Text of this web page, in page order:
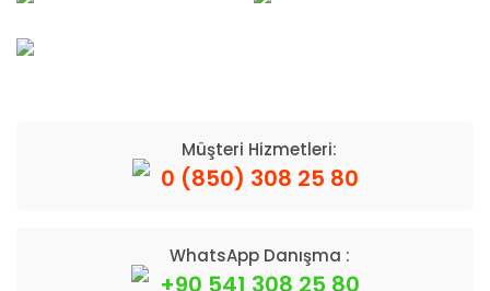
Müşteri Hizmetleri:
0 (850) 308 25 80
WhatsApp Danışma :